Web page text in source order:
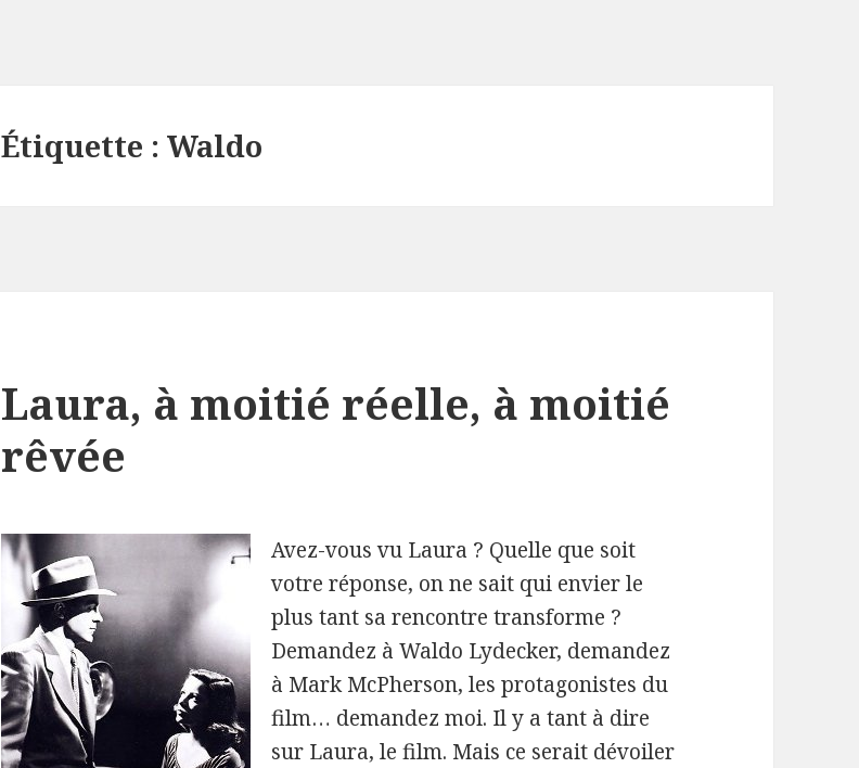
Étiquette :Waldo
Laura, à moitié réelle, à moitié
rêvée
Avez-vous vu Laura ? Quelle que soit
votre réponse, on ne sait qui envier le
plus tant sa rencontre transforme ?
Demandez à Waldo Lydecker, demandez
à Mark McPherson, les protagonistes du
film… demandez moi. Il y a tant à dire
sur Laura, le film. Mais ce serait dévoiler